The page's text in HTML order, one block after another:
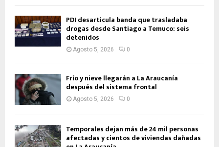
PDI desarticula banda que trasladaba
drogas desde Santiago a Temuco: seis
detenidos
Agosto 5, 2026 0
Frío y nieve llegarán a La Araucanía
después del sistema frontal
Agosto 5, 2026 0
Temporales dejan más de 24 mil personas
afectadas y cientos de viviendas dañadas